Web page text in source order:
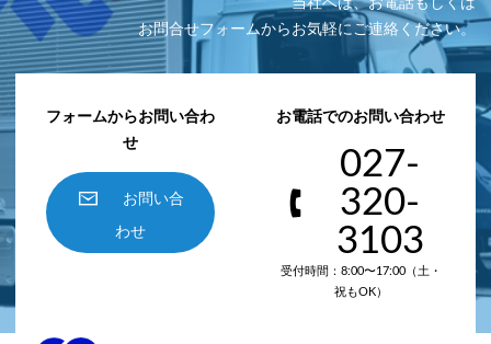
当社へは、お電話もしくは
お問合せフォームからお気軽にご連絡ください。
フォームからお問い合わ
せ
お問い合
わせ
お電話でのお問い合わせ
027-
320-
3103
受付時間：8:00〜17:00（土・
祝もOK）